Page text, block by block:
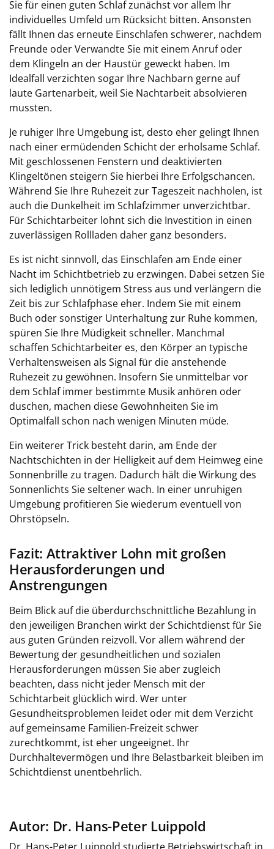
Sie für einen guten Schlaf zunächst vor allem Ihr
individuelles Umfeld um Rücksicht bitten. Ansonsten
fällt Ihnen das erneute Einschlafen schwerer, nachdem
Freunde oder Verwandte Sie mit einem Anruf oder
dem Klingeln an der Haustür geweckt haben. Im
Idealfall verzichten sogar Ihre Nachbarn gerne auf
laute Gartenarbeit, weil Sie Nachtarbeit absolvieren
mussten.
Je ruhiger Ihre Umgebung ist, desto eher gelingt Ihnen
nach einer ermüdenden Schicht der erholsame Schlaf.
Mit geschlossenen Fenstern und deaktivierten
Klingeltönen steigern Sie hierbei Ihre Erfolgschancen.
Während Sie Ihre Ruhezeit zur Tageszeit nachholen, ist
auch die Dunkelheit im Schlafzimmer unverzichtbar.
Für Schichtarbeiter lohnt sich die Investition in einen
zuverlässigen Rollladen daher ganz besonders.
Es ist nicht sinnvoll, das Einschlafen am Ende einer
Nacht im Schichtbetrieb zu erzwingen. Dabei setzen Sie
sich lediglich unnötigem Stress aus und verlängern die
Zeit bis zur Schlafphase eher. Indem Sie mit einem
Buch oder sonstiger Unterhaltung zur Ruhe kommen,
spüren Sie Ihre Müdigkeit schneller. Manchmal
schaffen Schichtarbeiter es, den Körper an typische
Verhaltensweisen als Signal für die anstehende
Ruhezeit zu gewöhnen. Insofern Sie unmittelbar vor
dem Schlaf immer bestimmte Musik anhören oder
duschen, machen diese Gewohnheiten Sie im
Optimalfall schon nach wenigen Minuten müde.
Ein weiterer Trick besteht darin, am Ende der
Nachtschichten in der Helligkeit auf dem Heimweg eine
Sonnenbrille zu tragen. Dadurch hält die Wirkung des
Sonnenlichts Sie seltener wach. In einer unruhigen
Umgebung profitieren Sie wiederum eventuell von
Ohrstöpseln.
Fazit: Attraktiver Lohn mit großen
Herausforderungen und
Anstrengungen
Beim Blick auf die überdurchschnittliche Bezahlung in
den jeweiligen Branchen wirkt der Schichtdienst für Sie
aus guten Gründen reizvoll. Vor allem während der
Bewertung der gesundheitlichen und sozialen
Herausforderungen müssen Sie aber zugleich
beachten, dass nicht jeder Mensch mit der
Schichtarbeit glücklich wird. Wer unter
Gesundheitsproblemen leidet oder mit dem Verzicht
auf gemeinsame Familien-Freizeit schwer
zurechtkommt, ist eher ungeeignet. Ihr
Durchhaltevermögen und Ihre Belastbarkeit bleiben im
Schichtdienst unentbehrlich.
Autor: Dr. Hans-Peter Luippold